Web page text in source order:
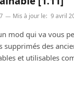
Mis à jour le: 9 avril
mod qui va vous
supprimés des
et utilisables